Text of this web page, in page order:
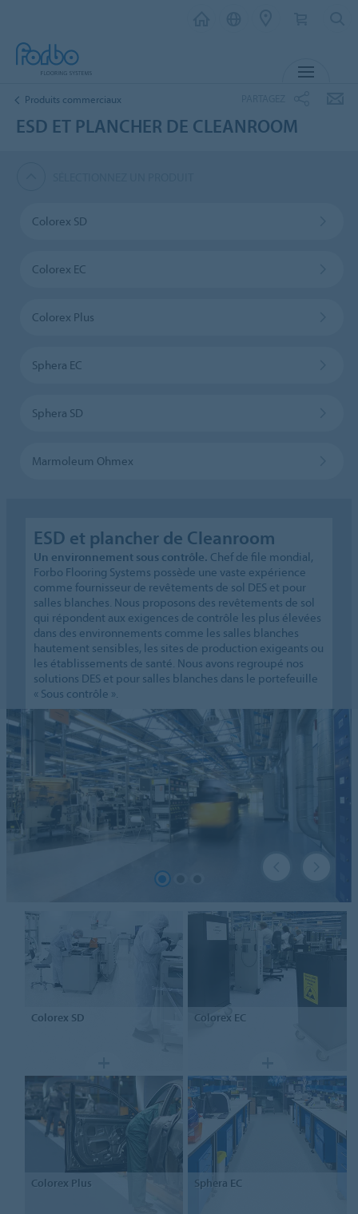
Produits commerciaux
ESD ET PLANCHER DE CLEANROOM
Colorex SD
Colorex EC
Colorex Plus
Sphera EC
Sphera SD
Marmoleum Ohmex
ESD et plancher de Cleanroom
Un environnement sous contrôle. Chef de file mondial,
Forbo Flooring Systems possède une vaste expérience
comme fournisseur de revêtements de sol DES et pour
salles blanches. Nous proposons des revêtements de sol
qui répondent aux exigences de contrôle les plus élevées
dans des environnements comme les salles blanches
hautement sensibles, les sites de production exigeants ou
les établissements de santé. Nous avons regroupé nos
solutions DES et pour salles blanches dans le portefeuille
« Sous contrôle ».
Colorex SD Colorex EC
Colorex Plus Sphera EC